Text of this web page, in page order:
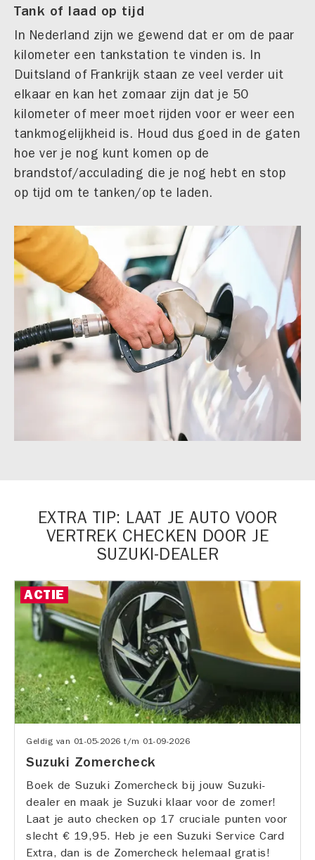
Tank of laad op tijd
In Nederland zijn we gewend dat er om de paar
kilometer een tankstation te vinden is. In
Duitsland of Frankrijk staan ze veel verder uit
elkaar en kan het zomaar zijn dat je 50
kilometer of meer moet rijden voor er weer een
tankmogelijkheid is. Houd dus goed in de gaten
hoe ver je nog kunt komen op de
brandstof/acculading die je nog hebt en stop
op tijd om te tanken/op te laden.
EXTRA TIP: LAAT JE AUTO VOOR
VERTREK CHECKEN DOOR JE
SUZUKI-DEALER
ACTIE
Geldig van 01-05-2026 t/m 01-09-2026
Suzuki Zomercheck
Boek de Suzuki Zomercheck bij jouw Suzuki-
dealer en maak je Suzuki klaar voor de zomer!
Laat je auto checken op 17 cruciale punten voor
slecht € 19,95. Heb je een Suzuki Service Card
Extra, dan is de Zomercheck helemaal gratis!